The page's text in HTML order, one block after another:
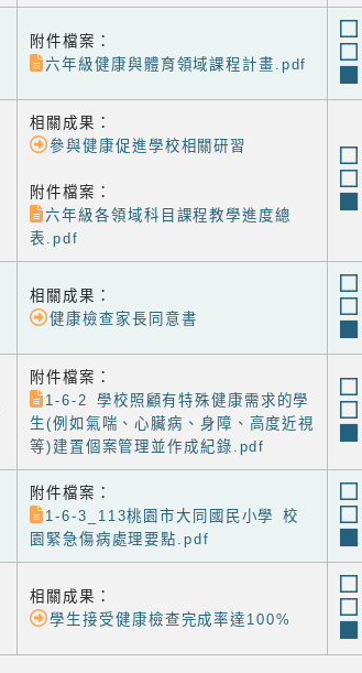
附件檔案：
六年級健康與體育領域課程計畫.pdf
相關成果：
參與健康促進學校相關研習
附件檔案：
六年級各領域科目課程教學進度總
表.pdf
相關成果：
健康檢查家長同意書
附件檔案：
1-6-2 學校照顧有特殊健康需求的學
生(例如氣喘、心臟病、身障、高度近視
等)建置個案管理並作成紀錄.pdf
附件檔案：
1-6-3_113桃園市大同國民小學 校
園緊急傷病處理要點.pdf
相關成果：
學生接受健康檢查完成率達100%